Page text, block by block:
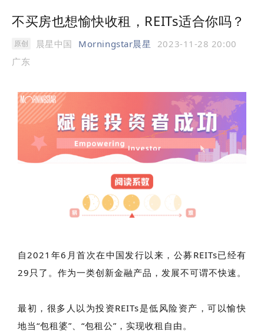
不买房也想愉快收租，REITs适合你吗？
原创 晨星中国 Morningstar晨星
2023-11-28 20:00
广东
自2021年6月首次在中国发行以来， 公募REITs已经有
29只了。作为一类创新金融产品，发展不可谓不快速。
最初，很多人以为投资REITs是低风险资产，可以愉快
地当“包租婆”、“包租公”，实现收租自由。